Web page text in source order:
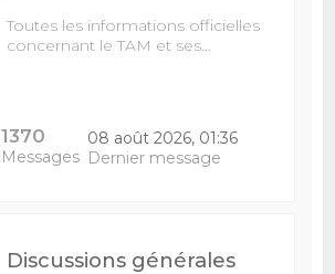
Toutes les informations officielles
concernant le TAM et ses…
1370
Messages
08 août 2026, 01:36
Dernier message
Discussions générales